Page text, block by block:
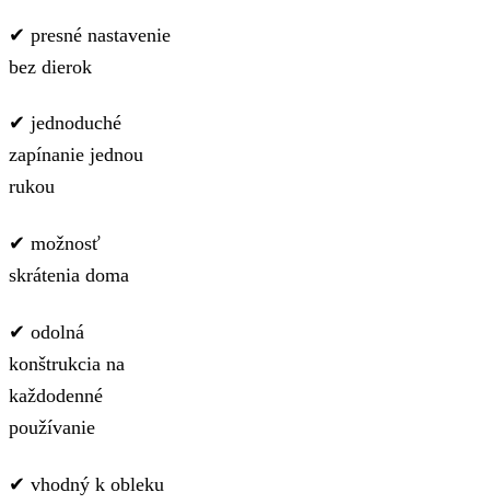
✔ presné nastavenie
bez dierok
✔ jednoduché
zapínanie jednou
rukou
✔ možnosť
skrátenia doma
✔ odolná
konštrukcia na
každodenné
používanie
✔ vhodný k obleku